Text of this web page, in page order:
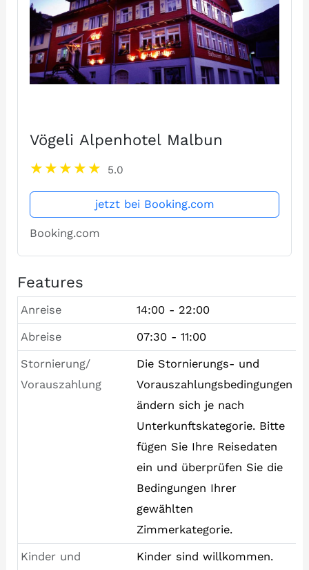
Vögeli Alpenhotel Malbun
5.0
jetzt bei Booking.com
Booking.com
Features
Anreise 14:00 - 22:00
Abreise 07:30 - 11:00
Stornierung/
Vorauszahlung
Die Stornierungs- und
Vorauszahlungsbedingungen
ändern sich je nach
Unterkunftskategorie. Bitte
fügen Sie Ihre Reisedaten
ein und überprüfen Sie die
Bedingungen Ihrer
gewählten
Zimmerkategorie.
Kinder und
Kinder sind willkommen.